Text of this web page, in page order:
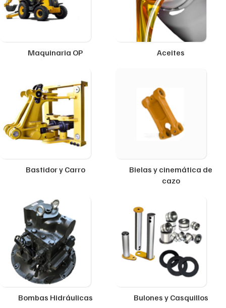
Maquinaria OP Aceites
Bastidor y Carro
Bielas y cinemática de
cazo
Bombas Hidráulicas Bulones y Casquillos